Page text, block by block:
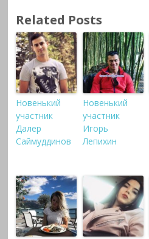
Related Posts
Новенький
участник
Далер
Саймуддинов
Новенький
участник
Игорь
Лепихин